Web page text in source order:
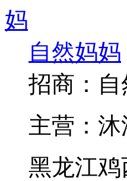
自然妈妈
招商：
主营： 沐
黑龙江鸡